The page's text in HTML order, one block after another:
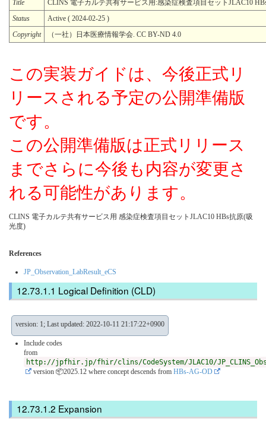
Title
CLINS 電子カルテ共有サービス用:感染症検査項目セットJLAC10
Status
Active ( 2024-02-25 )
Copyright
（一社）日本医療情報学会. CC BY-ND 4.0
この実装ガイドは、今後正式リ
リースされる予定の公開準備版
です。
この公開準備版は正式リリース
までさらに今後も内容が変更さ
れる可能性があります。
CLINS 電子カルテ共有サービス用 感染症検査項目セットJLAC10 HBs抗原(吸
光度)
References
JP_Observation_LabResult_eCS
Logical Definition (CLD)
version: 1; Last updated: 2022-10-11 21:17:22+0900
Include codes
from
http://jpfhir.jp/fhir/clins/CodeSystem/JLAC10/
version 📦2025.12 where concept descends from HBs-AG-OD
Expansion